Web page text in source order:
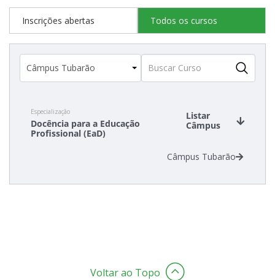
Inscrições abertas Todos os cursos
Especialização
Docência para a Educação
Profissional (EaD)
Listar
Câmpus
Câmpus Tubarão
Voltar ao Topo